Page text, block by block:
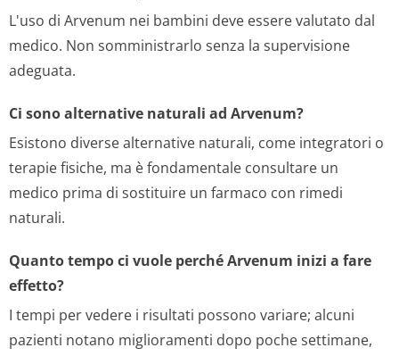
L'uso di Arvenum nei bambini deve essere valutato dal
medico. Non somministrarlo senza la supervisione
adeguata.
Ci sono alternative naturali ad Arvenum?
Esistono diverse alternative naturali, come integratori o
terapie fisiche, ma è fondamentale consultare un
medico prima di sostituire un farmaco con rimedi
naturali.
Quanto tempo ci vuole perché Arvenum inizi a fare
effetto?
I tempi per vedere i risultati possono variare; alcuni
pazienti notano miglioramenti dopo poche settimane,